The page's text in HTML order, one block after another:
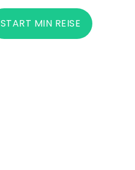
START MIN REISE